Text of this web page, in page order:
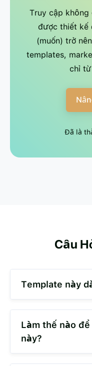
Truy cập không
được thiết kế
(muốn) trở
templates,
chỉ
Đã là
Câu
Template này
Làm thế nào
này?